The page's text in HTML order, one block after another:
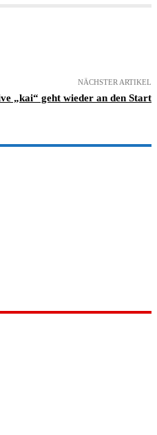
NÄCHSTER ARTIKEL
„kai“ geht wieder an den Start